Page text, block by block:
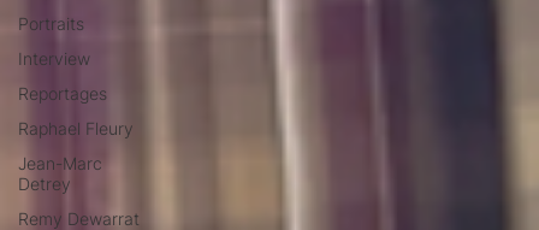
Portraits
Interview
Reportages
Raphael Fleury
Jean-Marc
Detrey
Remy Dewarrat